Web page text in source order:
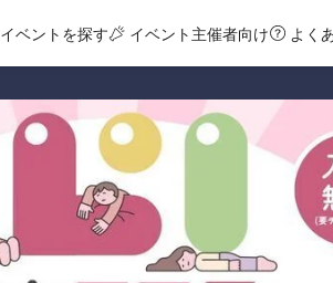
イベントを探す イベント主催者向け よく